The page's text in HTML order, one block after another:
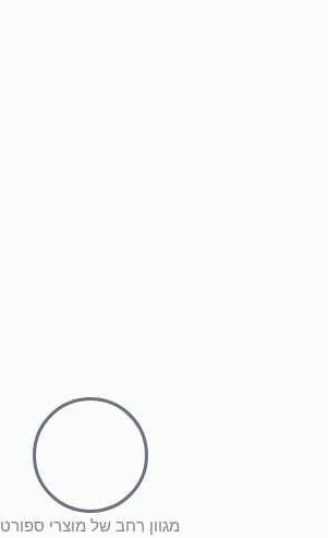
מגוון רחב של מוצרי ספורט